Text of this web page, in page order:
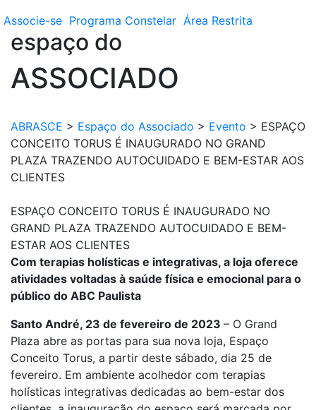
Associe-se Programa Constelar Área Restrita
espaço do
ASSOCIADO
ABRASCE > Espaço do Associado > Evento > ESPAÇO
CONCEITO TORUS É INAUGURADO NO GRAND
PLAZA TRAZENDO AUTOCUIDADO E BEM-ESTAR AOS
CLIENTES
ESPAÇO CONCEITO TORUS É INAUGURADO NO
GRAND PLAZA TRAZENDO AUTOCUIDADO E BEM-
ESTAR AOS CLIENTES
Com terapias holísticas e integrativas, a loja oferece
atividades voltadas à saúde física e emocional para o
público do ABC Paulista
Santo André, 23 de fevereiro de 2023 – O Grand
Plaza abre as portas para sua nova loja, Espaço
Conceito Torus, a partir deste sábado, dia 25 de
fevereiro. Em ambiente acolhedor com terapias
holísticas integrativas dedicadas ao bem-estar dos